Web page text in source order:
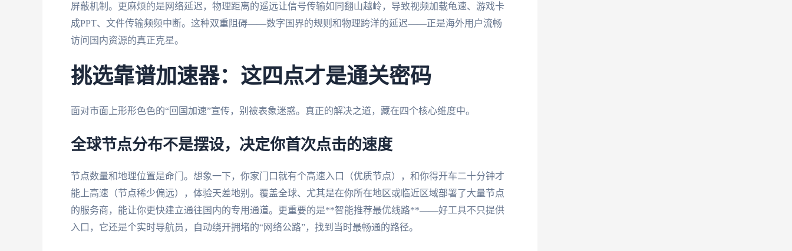
屏蔽机制。更麻烦的是网络延迟，物理距离的遥远让信号传输如同翻山越岭，导致视频加载龟速、游戏卡
成PPT、文件传输频频中断。这种双重阻碍——数字国界的规则和物理跨洋的延迟——正是海外用户流畅
访问国内资源的真正克星。
挑选靠谱加速器：这四点才是通关密码
面对市面上形形色色的“回国加速”宣传，别被表象迷惑。真正的解决之道，藏在四个核心维度中。
全球节点分布不是摆设，决定你首次点击的速度
节点数量和地理位置是命门。想象一下，你家门口就有个高速入口（优质节点），和你得开车二十分钟才
能上高速（节点稀少偏远），体验天差地别。覆盖全球、尤其是在你所在地区或临近区域部署了大量节点
的服务商，能让你更快建立通往国内的专用通道。更重要的是**智能推荐最优线路**——好工具不只提供
入口，它还是个实时导航员，自动绕开拥堵的“网络公路”，找到当时最畅通的路径。